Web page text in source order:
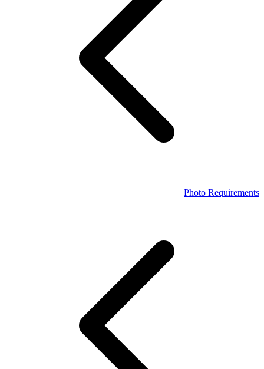
Photo Requirements